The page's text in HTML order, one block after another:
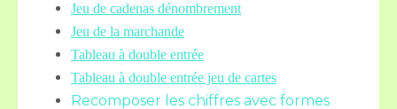
Jeu de cadenas dénombrement
Jeu de la marchande
Tableau à double entrée
Tableau à double entrée jeu de cartes
Recomposer les chiffres avec formes